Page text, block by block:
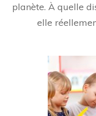
planète. À quelle
elle